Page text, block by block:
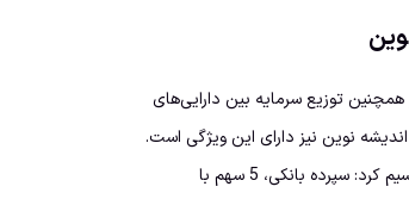
توزیع سرمایه بین دارایی‌های
نوین نیز دارای این ویژگی است.
دارایی‌های اساسی این صندوق را می‌توان به چهار گروه تقسیم کرد: سپرده بانکی، 5 سهم با